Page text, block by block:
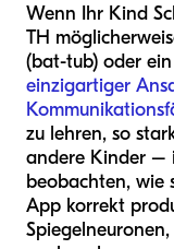
Wenn Ihr Kind
TH
(bat-tub) oder ein
einzigartiger
zu lehren, so
andere Kinder –
beobachten, wie
App korrekt